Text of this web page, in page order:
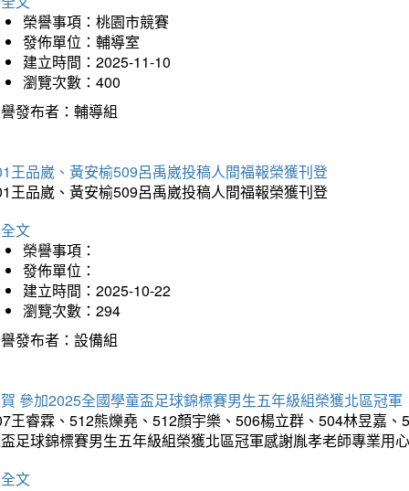
榮譽事項：桃園市競賽
發佈單位：輔導室
建立時間：2025-11-10
瀏覽次數：400
發布者：輔導組
王品崴、黃安榆509呂禹崴投稿人間福報榮獲刊登
王品崴、黃安榆509呂禹崴投稿人間福報榮獲刊登
文
榮譽事項：
發佈單位：
建立時間：2025-10-22
瀏覽次數：294
發布者：設備組
參加2025全國學童盃足球錦標賽男生五年級組榮獲北區冠軍
王睿霖、512熊爍堯、512顏宇樂、506楊立群、504林昱嘉
足球錦標賽男生五年級組榮獲北區冠軍感謝胤孝老師專業用
文